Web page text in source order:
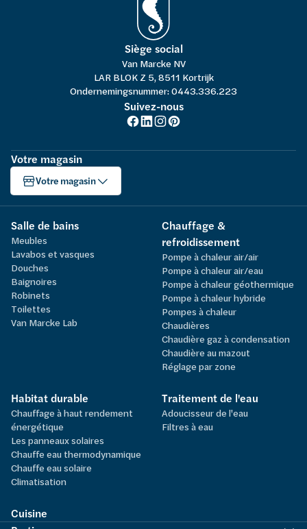
Siège social
Van Marcke NV
LAR BLOK Z 5, 8511 Kortrijk
Ondernemingsnummer: 0443.336.223
Suivez-nous
Votre magasin
Votre magasin
Salle de bains
Meubles
Lavabos et vasques
Douches
Baignoires
Robinets
Toilettes
Van Marcke Lab
Chauffage &
refroidissement
Pompe à chaleur air/air
Pompe à chaleur air/eau
Pompe à chaleur géothermique
Pompe à chaleur hybride
Pompes à chaleur
Chaudières
Chaudière gaz à condensation
Chaudière au mazout
Réglage par zone
Habitat durable
Chauffage à haut rendement
énergétique
Les panneaux solaires
Chauffe eau thermodynamique
Chauffe eau solaire
Climatisation
Traitement de l'eau
Adoucisseur de l'eau
Filtres à eau
Cuisine